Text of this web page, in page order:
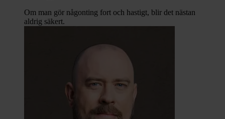
Om man gör någonting fort och hastigt, blir det nästan
aldrig säkert.